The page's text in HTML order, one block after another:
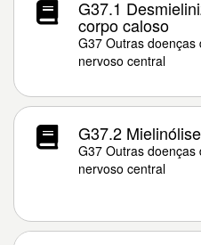
G37.1
corpo caloso
G37 Outras doenças
nervoso central
G37.2
G37 Outras doenças
nervoso central